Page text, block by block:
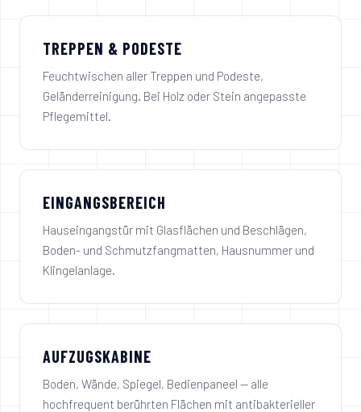
TREPPEN & PODESTE
Feuchtwischen aller Treppen und Podeste,
Geländerreinigung. Bei Holz oder Stein angepasste
Pflegemittel.
EINGANGSBEREICH
Hauseingangstür mit Glasflächen und Beschlägen,
Boden- und Schmutzfangmatten, Hausnummer und
Klingelanlage.
AUFZUGSKABINE
Boden, Wände, Spiegel, Bedienpaneel — alle
hochfrequent berührten Flächen mit antibakterieller